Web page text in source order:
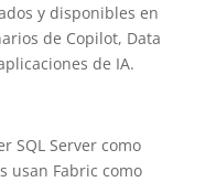
y disponibles en
de Copilot, Data
de IA.
SQL Server como
usan Fabric como